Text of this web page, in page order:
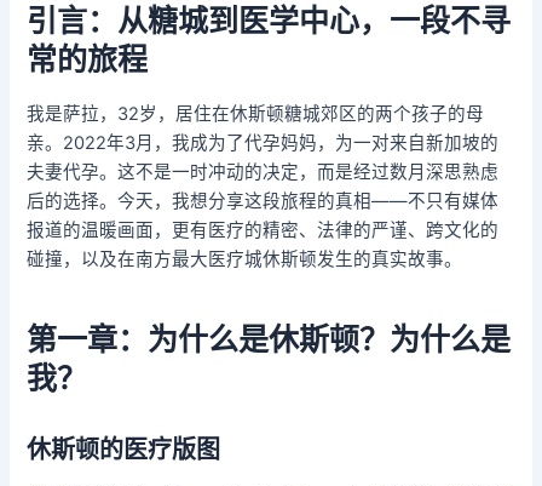
引言：从糖城到医学中心，一段不寻
常的旅程
我是萨拉，32岁，居住在休斯顿糖城郊区的两个孩子的母
亲。2022年3月，我成为了代孕妈妈，为一对来自新加坡的
夫妻代孕。这不是一时冲动的决定，而是经过数月深思熟虑
后的选择。今天，我想分享这段旅程的真相——不只有媒体
报道的温暖画面，更有医疗的精密、法律的严谨、跨文化的
碰撞，以及在南方最大医疗城休斯顿发生的真实故事。
第一章：为什么是休斯顿？为什么是
我？
休斯顿的医疗版图